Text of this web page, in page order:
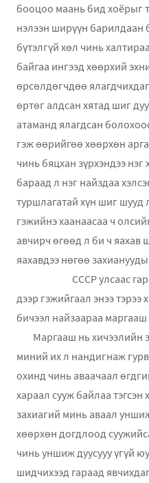
бооцоо маань бид хоёрыг
нэлээн ширүүн барилдаан
бүтэлгүй хөл чинь
байгаа ингээд хөөрхий
өрсөлдөгчдөө
өртөг алдсан хятад шиг
атаманд ялагдсан
гэж өөрийгөө хөөрхөн
чинь бяцхан зүрхэндээ нэг
бараад л нэг найздаа
туршлагатай хүн шиг шууд
гэжийнэ хаанаасаа ч
авчирч өгөөд л би ч яахав
яахавдээ нөгөө
СССР улсаас
дээр гэжийгаал энээ
бичээл найзаараа
Маргааш нь хичээлийн
миний их л нандигнаж
охинд чинь аваачаал
хараал сууж байлаа
захиагий минь аваал
хөөрхөн догдлоод
чинь уншиж дуусууу үгүй
шидчихээд гараад